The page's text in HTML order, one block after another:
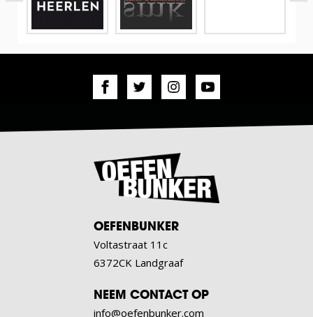
OEFENBUNKER
Voltastraat 11c
6372CK Landgraaf
NEEM CONTACT OP
info@oefenbunker.com